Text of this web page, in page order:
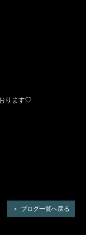
ります♡
ブログ一覧へ戻る